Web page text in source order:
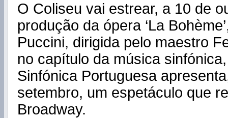
O Coliseu vai estrear, a 10 de
produção da ópera ‘La
Puccini, dirigida pelo maestro
no capítulo da música
Sinfónica Portuguesa
setembro, um espetáculo que
Broadway.